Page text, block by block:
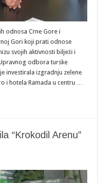
odnosa Crne Gore i
Gori koji prati odnose
svojih aktivnosti bilježi i
odbora turske
investirala izgradnju zelene
i hotela Ramada u centru …
“Krokodil Arenu”